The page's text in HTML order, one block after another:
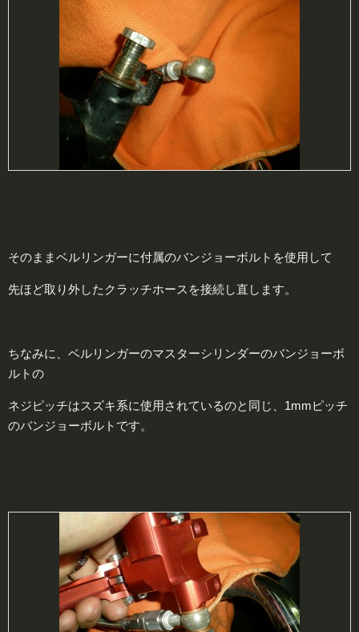
そのままベルリンガーに付属のバンジョーボルトを使用して
先ほど取り外したクラッチホースを接続し直します。
ちなみに、ベルリンガーのマスターシリンダーのバンジョーボ
ルトの
ネジピッチはスズキ系に使用されているのと同じ、1mmピッチ
のバンジョーボルトです。